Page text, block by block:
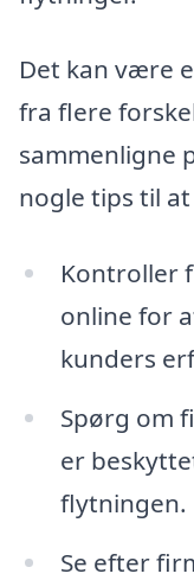
Det kan være
fra flere
sammenligne
nogle tips til
Kontroller
online for
kunders
Spørg om
er
flytningen.
Se efter